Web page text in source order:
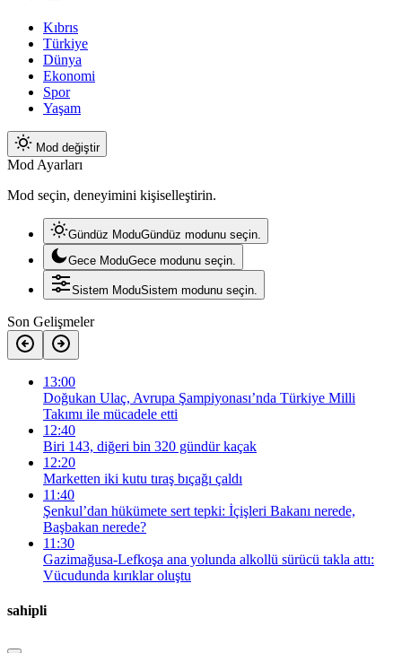
Kıbrıs
Türkiye
Dünya
Ekonomi
Spor
Yaşam
Mod değiştir
Mod Ayarları
Mod seçin, deneyimini kişiselleştirin.
Gündüz ModuGündüz modunu seçin.
Gece ModuGece modunu seçin.
Sistem ModuSistem modunu seçin.
Son Gelişmeler
13:00
Doğukan Ulaç, Avrupa Şampiyonası’nda Türkiye Milli
Takımı ile mücadele etti
12:40
Biri 143, diğeri bin 320 gündür kaçak
12:20
Marketten iki kutu tıraş bıçağı çaldı
11:40
Şenkul’dan hükümete sert tepki: İçişleri Bakanı nerede,
Başbakan nerede?
11:30
Gazimağusa-Lefkoşa ana yolunda alkollü sürücü takla attı:
Vücudunda kırıklar oluştu
sahipli